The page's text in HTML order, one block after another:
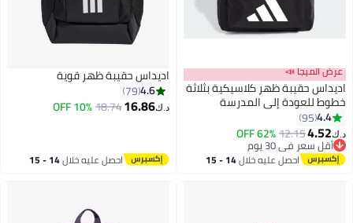
عرض الميجا 📣
اديداس حقيبة ظهر كلاسيكية بثلاثة
خطوط للعودة إلى المدرسة
4.4
95
د.ك‏4.52
12.15
62% OFF
أقل سعر في 30 يوم
أقل سعر في 30 يوماحصل عليه خلال 14 - 15
اديداس حقيبة ظهر قوية
4.6
79
د.ك‏16.86
18.74
10% OFF
احصل عليه خلال 14 - 15